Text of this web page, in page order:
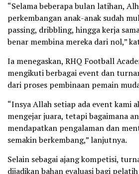
“Selama beberapa bulan latihan,
perkembangan anak-anak sudah
passing, dribbling, hingga kerja
benar membina mereka dari nol,”
Ia menegaskan, RHQ Football
mengikuti berbagai event dan
dari proses pembinaan pemain
“Insya Allah setiap ada event kami
mengejar juara, tetapi bagaimana
mendapatkan pengalaman dan
semakin berkembang,” lanjutnya.
Selain sebagai ajang kompetisi,
dijadikan bahan evaluasi bagi